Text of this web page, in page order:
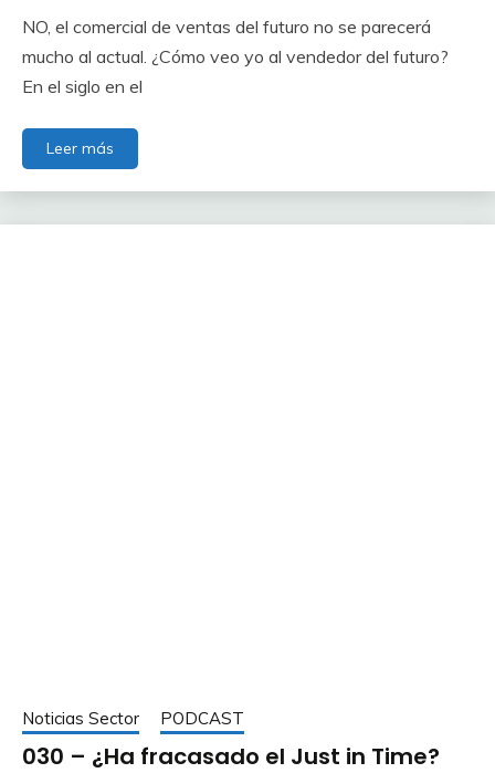
NO, el comercial de ventas del futuro no se parecerá
mucho al actual. ¿Cómo veo yo al vendedor del futuro?
En el siglo en el
Leer más
Noticias Sector PODCAST
030 – ¿Ha fracasado el Just in Time?